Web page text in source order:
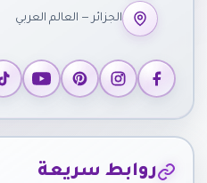
الجزائر — العالم العربي
روابط سريعة